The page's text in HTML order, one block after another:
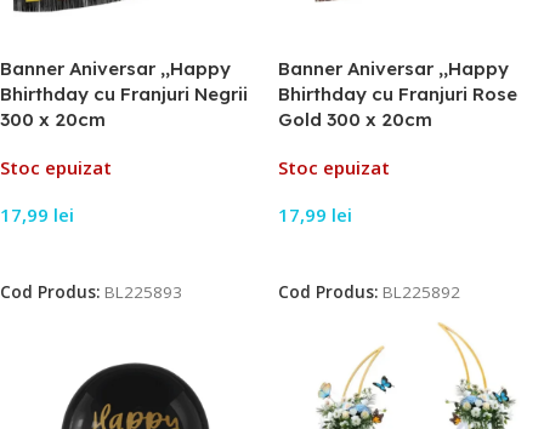
Banner Aniversar ,,Happy
Bhirthday cu Franjuri Negrii
300 x 20cm
Stoc epuizat
17,99 lei
Cod Produs: BL225893
Banner Aniversar ,,Happy
Bhirthday cu Franjuri Rose
Gold 300 x 20cm
Stoc epuizat
17,99 lei
Cod Produs: BL225892